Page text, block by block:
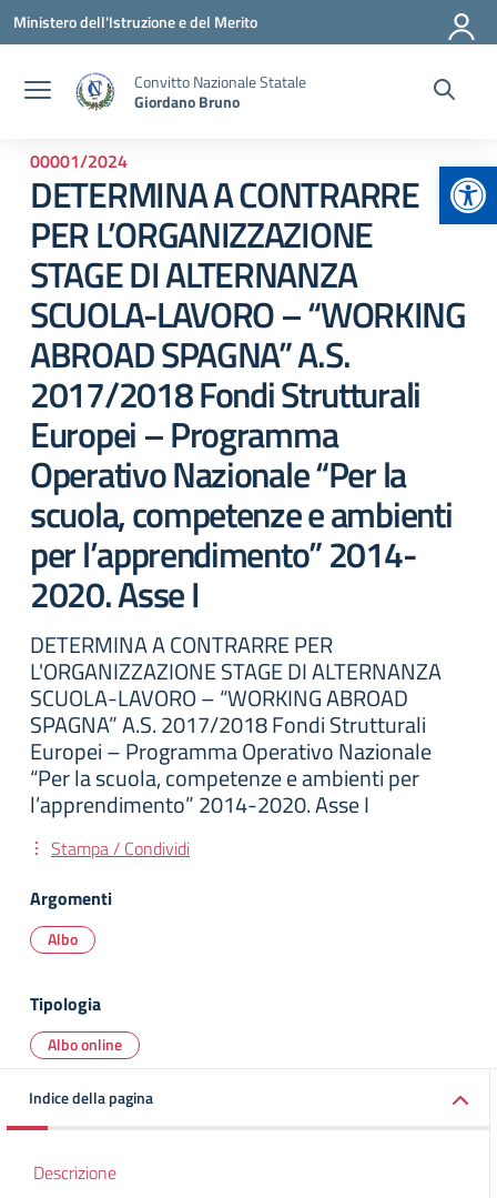
Vai ai contenuti
Vai al menu di navigazione
Vai al footer
Ministero dell'Istruzione e del Merito
Convitto Nazionale Statale
Giordano Bruno
00001/2024
DETERMINA A CONTRARRE
PER L’ORGANIZZAZIONE
STAGE DI ALTERNANZA
SCUOLA-LAVORO – “WORKING
ABROAD SPAGNA” A.S.
2017/2018 Fondi Strutturali
Europei – Programma
Operativo Nazionale “Per la
scuola, competenze e ambienti
per l’apprendimento” 2014-
2020. Asse I
DETERMINA A CONTRARRE PER
L'ORGANIZZAZIONE STAGE DI ALTERNANZA
SCUOLA-LAVORO – “WORKING ABROAD
SPAGNA” A.S. 2017/2018 Fondi Strutturali
Europei – Programma Operativo Nazionale
“Per la scuola, competenze e ambienti per
l’apprendimento” 2014-2020. Asse I
Stampa / Condividi
Argomenti
Albo
Tipologia
Albo online
Indice della pagina
Descrizione